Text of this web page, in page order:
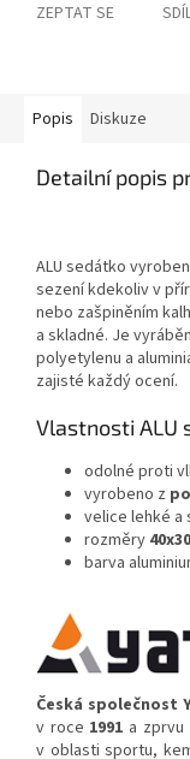
ZEPTAT SE
Popis Diskuze
Detailní popis
ALU sedátko
sezení kdekoliv v
nebo zašpiněním
a skladné. Je
polyetylenu a
zajisté každý ocení.
Vlastnosti ALU
odolné proti
vyrobeno z
velice lehké a
rozměry
barva
Česká společnost
v roce 1991 a zprvu
v oblasti sportu,